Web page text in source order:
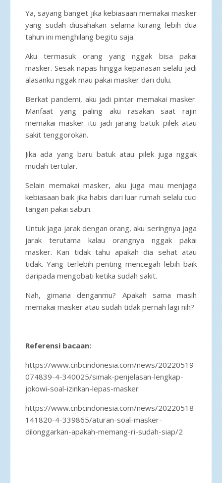
Ya, sayang banget jika kebiasaan memakai masker
yang sudah diusahakan selama kurang lebih dua
tahun ini menghilang begitu saja.
Aku termasuk orang yang nggak bisa pakai
masker. Sesak napas hingga kepanasan selalu jadi
alasanku nggak mau pakai masker dari dulu.
Berkat pandemi, aku jadi pintar memakai masker.
Manfaat yang paling aku rasakan saat rajin
memakai masker itu jadi jarang batuk pilek atau
sakit tenggorokan.
Jika ada yang baru batuk atau pilek juga nggak
mudah tertular.
Selain memakai masker, aku juga mau menjaga
kebiasaan baik jika habis dari luar rumah selalu cuci
tangan pakai sabun.
Untuk jaga jarak dengan orang, aku seringnya jaga
jarak terutama kalau orangnya nggak pakai
masker. Kan tidak tahu apakah dia sehat atau
tidak. Yang terlebih penting mencegah lebih baik
daripada mengobati ketika sudah sakit.
Nah, gimana denganmu? Apakah sama masih
memakai masker atau sudah tidak pernah lagi nih?
Referensi bacaan:
https://www.cnbcindonesia.com/news/20220519
074839-4-340025/simak-penjelasan-lengkap-
jokowi-soal-izinkan-lepas-masker
https://www.cnbcindonesia.com/news/20220518
141820-4-339865/aturan-soal-masker-
dilonggarkan-apakah-memang-ri-sudah-siap/2